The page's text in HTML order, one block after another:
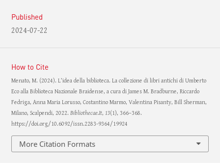
Published
2024-07-22
How to Cite
Menato, M. (2024). L’idea della biblioteca. La collezione di libri antichi di Umberto
Eco alla Biblioteca Nazionale Braidense, a cura di James M. Bradburne, Riccardo
Fedriga, Anna Maria Lorusso, Costantino Marmo, Valentina Pisanty, Bill Sherman,
Milano, Scalpendi, 2022. Bibliothecae.It, 13(1), 366–368.
https://doi.org/10.6092/issn.2283-9364/19924
More Citation Formats